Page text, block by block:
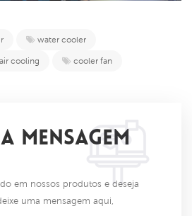
water cooler
air cooling
cooler fan
MENSAGEM
em nossos produtos e deseja
uma mensagem aqui,